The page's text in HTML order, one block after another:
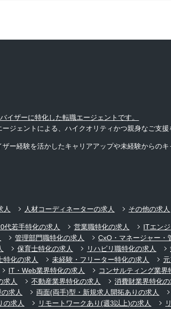
イザーに特化した転職エージェントです。
ジェントによる、ハイクオリティかつ親身なご支援
ー経験を活かしたキャリアアップや未経験からの
人
人材コーディネーターの求人 その他の求人
代若手特化の求人 営業職特化の求人 ITエン
管理部門職特化の求人 CxO・マネージャー・
保育士特化の求人 リハビリ職特化の求人
特化の求人 未経験・フリーター特化の求人
IT・Web業界特化の求人 コンサルティング業界
求人 不動産業界特化の求人 消費財業界特化の
求人 両面(両手)型・新規求人開拓ありの求人
の求人 リモートワークあり(週3以上)の求人